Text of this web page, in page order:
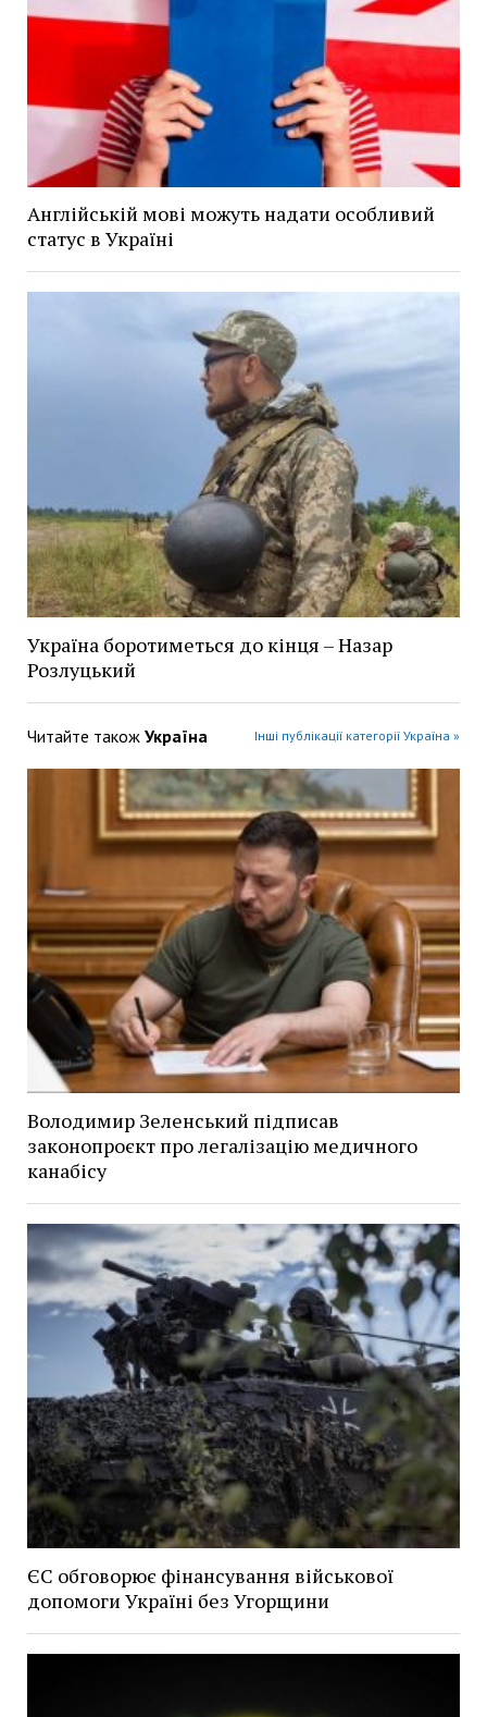
Англійській мові можуть надати особливий
статус в Україні
Україна боротиметься до кінця – Назар
Розлуцький
Читайте також Україна Інші публікації категорії Україна »
Володимир Зеленський підписав
законопроєкт про легалізацію медичного
канабісу
ЄС обговорює фінансування військової
допомоги Україні без Угорщини